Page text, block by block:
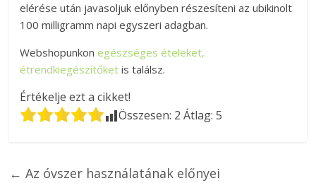
elérése után javasoljuk előnyben részesíteni az ubikinolt
100 milligramm napi egyszeri adagban.
Webshopunkonegészséges ételeket,
étrendkiegészítőket is találsz.
Értékelje ezt a cikket!
Összesen: 2 Átlag:5
← Az óvszer használatának előnyei